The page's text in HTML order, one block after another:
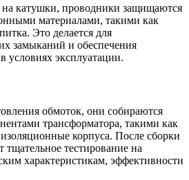
катушки, проводники защищаются
материалами, такими как
Это делается для
замыканий и обеспечения
условиях эксплуатации.
обмоток, они собираются
трансформатора, такими как
корпуса. После сборки
тщательное тестирование на
характеристикам, эффективности